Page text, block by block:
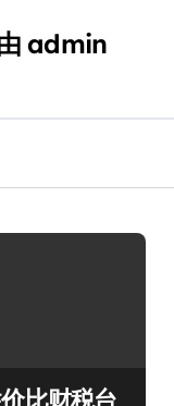
admin
比财税台